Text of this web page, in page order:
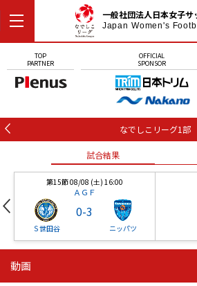
一般社団法人日本女子サ
Japan Women's
TOP
PARTNER
OFFICIAL
SPONSOR
なでしこリーグ1部
試合結果
第15節 08/08 (土) 16:00
ＡＧＦ
Ｓ世田谷
0-3
ニッパツ
ニッパツ
動画